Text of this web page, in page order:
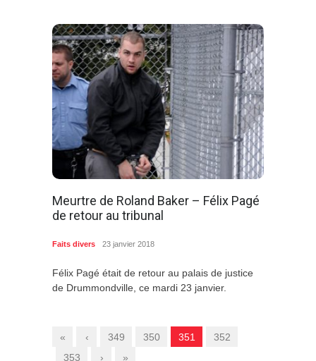
Meurtre de Roland Baker – Félix Pagé
de retour au tribunal
Faits divers 23 janvier 2018
Félix Pagé était de retour au palais de justice
de Drummondville, ce mardi 23 janvier.
« ‹ 349 350 351
352
353
› »